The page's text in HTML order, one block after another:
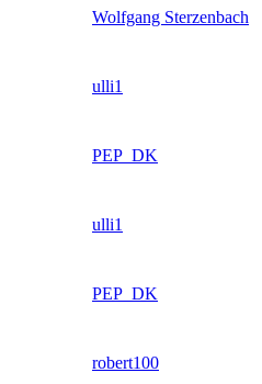
Wolfgang Sterzenbach
ulli1
PEP_DK
ulli1
PEP_DK
robert100